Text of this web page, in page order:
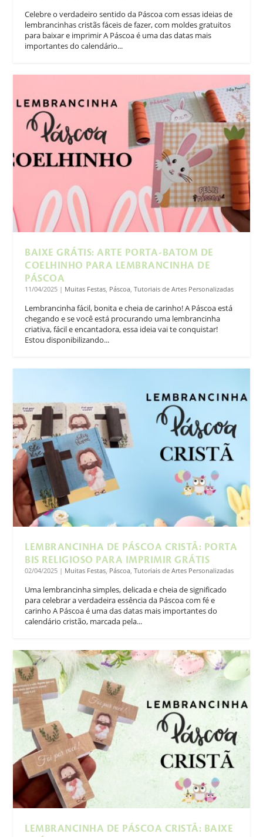
Celebre o verdadeiro sentido da Páscoa com essas ideias de
lembrancinhas cristãs fáceis de fazer, com moldes gratuitos
para baixar e imprimir A Páscoa é uma das datas mais
importantes do calendário...
BAIXE GRÁTIS: ARTE PORTA-BATOM DE
COELHINHO PARA LEMBRANCINHA DE
PÁSCOA
11/04/2025 | Muitas Festas, Páscoa,Tutoriais de Artes Personalizadas
Lembrancinha fácil, bonita e cheia de carinho! A Páscoa está
chegando e se você está procurando uma lembrancinha
criativa, fácil e encantadora, essa ideia vai te conquistar!
Estou disponibilizando...
LEMBRANCINHA DE PÁSCOA CRISTÃ: PORTA
BIS RELIGIOSO PARA IMPRIMIR GRÁTIS
02/04/2025 | Muitas Festas, Páscoa,Tutoriais de Artes Personalizadas
Uma lembrancinha simples, delicada e cheia de significado
para celebrar a verdadeira essência da Páscoa com fé e
carinho A Páscoa é uma das datas mais importantes do
calendário cristão, marcada pela...
LEMBRANCINHA DE PÁSCOA CRISTÃ: BAIXE